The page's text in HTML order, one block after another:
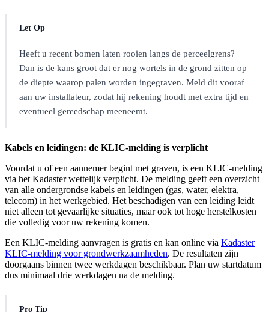
Let Op
Heeft u recent bomen laten rooien langs de perceelgrens?
Dan is de kans groot dat er nog wortels in de grond zitten op
de diepte waarop palen worden ingegraven. Meld dit vooraf
aan uw installateur, zodat hij rekening houdt met extra tijd en
eventueel gereedschap meeneemt.
Kabels en leidingen: de KLIC-melding is verplicht
Voordat u of een aannemer begint met graven, is een KLIC-melding
via het Kadaster wettelijk verplicht. De melding geeft een overzicht
van alle ondergrondse kabels en leidingen (gas, water, elektra,
telecom) in het werkgebied. Het beschadigen van een leiding leidt
niet alleen tot gevaarlijke situaties, maar ook tot hoge herstelkosten
die volledig voor uw rekening komen.
Een KLIC-melding aanvragen is gratis en kan online via Kadaster
KLIC-melding voor grondwerkzaamheden. De resultaten zijn
doorgaans binnen twee werkdagen beschikbaar. Plan uw startdatum
dus minimaal drie werkdagen na de melding.
Pro Tip